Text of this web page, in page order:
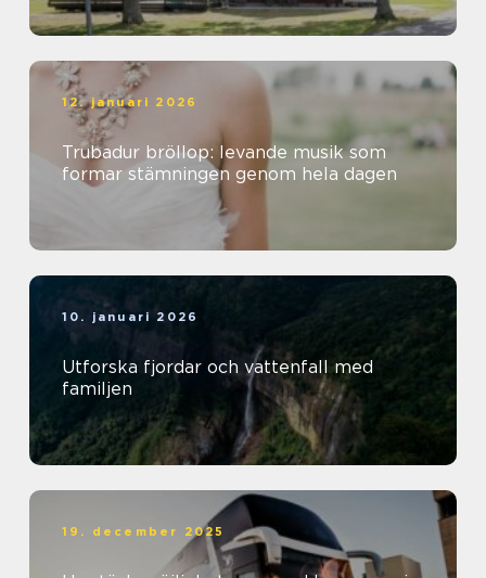
12. januari 2026
Trubadur bröllop: levande musik som
formar stämningen genom hela dagen
10. januari 2026
Utforska fjordar och vattenfall med
familjen
19. december 2025